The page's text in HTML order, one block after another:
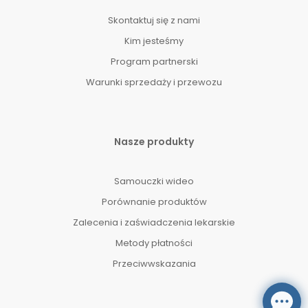
Skontaktuj się z nami
Kim jesteśmy
Program partnerski
Warunki sprzedaży i przewozu
Nasze produkty
Samouczki wideo
Porównanie produktów
Zalecenia i zaświadczenia lekarskie
Metody płatności
Przeciwwskazania